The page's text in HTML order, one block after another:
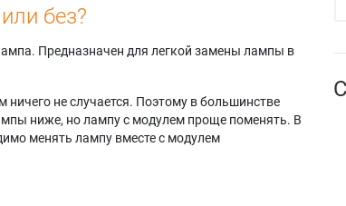
без?
Предназначен для легкой замены лампы в
не случается. Поэтому в большинстве
ниже, но лампу с модулем проще поменять. В
менять лампу вместе с модулем